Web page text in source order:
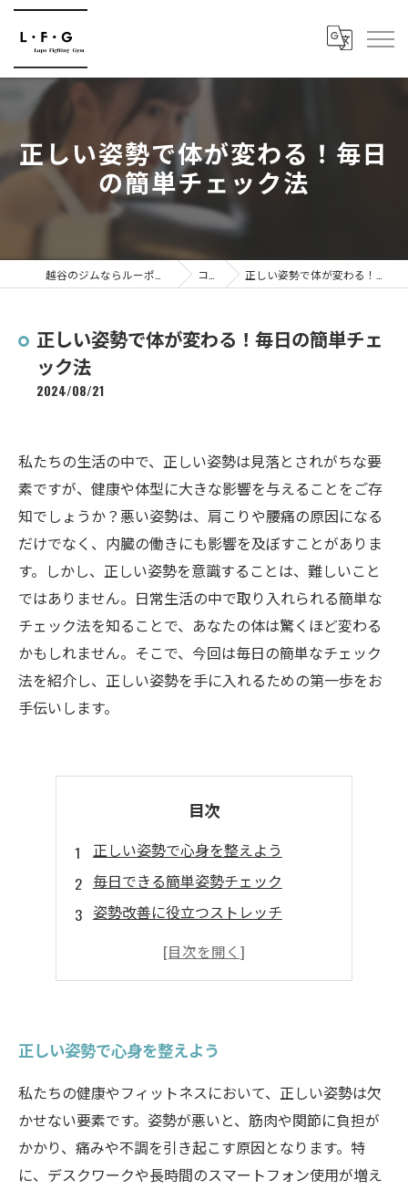
正しい姿勢で体が変わる！毎日
の簡単チェック法
コラム 正しい姿勢で体が変わる！毎日の簡単チェック法
正しい姿勢で体が変わる！毎日の簡単チェ
ック法
2024/08/21
私たちの生活の中で、正しい姿勢は見落とされがちな要
素ですが、健康や体型に大きな影響を与えることをご存
知でしょうか？悪い姿勢は、肩こりや腰痛の原因になる
だけでなく、内臓の働きにも影響を及ぼすことがありま
す。しかし、正しい姿勢を意識することは、難しいこと
ではありません。日常生活の中で取り入れられる簡単な
チェック法を知ることで、あなたの体は驚くほど変わる
かもしれません。そこで、今回は毎日の簡単なチェック
法を紹介し、正しい姿勢を手に入れるための第一歩をお
手伝いします。
目次
正しい姿勢で心身を整えよう
毎日できる簡単姿勢チェック
姿勢改善に役立つストレッチ
食生活と姿勢の関係
正しい姿勢で心身を整えよう
私たちの健康やフィットネスにおいて、正しい姿勢は欠
かせない要素です。姿勢が悪いと、筋肉や関節に負担が
かかり、痛みや不調を引き起こす原因となります。特
に、デスクワークや長時間のスマートフォン使用が増え